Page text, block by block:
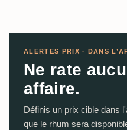
ALERTES PRIX · DANS
Ne rate
affaire.
Définis un prix cible dans
que le rhum sera